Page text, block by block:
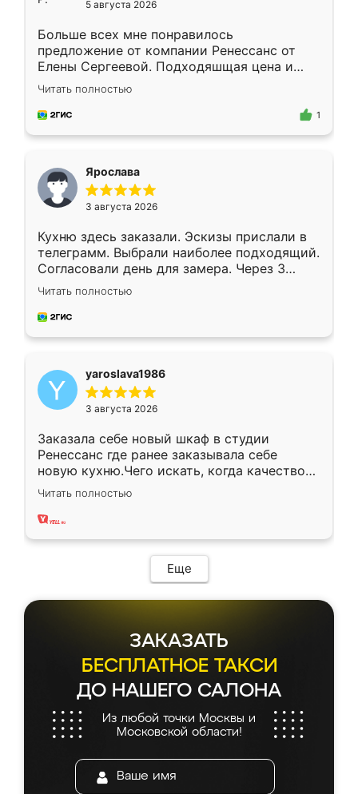
5 августа 2026
Больше всех мне понравилось
предложение от компании Ренессанс от
Елены Сергеевой. Подходяшщая цена и
короткие сроки изготовления. Приехавший
для замера сотрудник Владислав
предложил по моему эскизу самый
Читать полностью
1
Ярослава
3 августа 2026
Кухню здесь заказали. Эскизы прислали в
телеграмм. Выбрали наиболее подходящий.
Согласовали день для замера. Через 3
недели кухня была уже готова. Остались
довольны работой. Спасибо Ренессанс
мебель за качественную работу!
Читать полностью
yaroslava1986
3 августа 2026
Заказала себе новый шкаф в студии
Ренессанс где ранее заказывала себе
новую кухню.Чего искать, когда качеством
вполне довольна. Служит кухня уже почти
два года, нареканий нет.
Читать полностью
Еще
ЗАКАЗАТЬ
БЕСПЛАТНОЕ ТАКСИ
ДО НАШЕГО САЛОНА
Из любой точки Москвы и
Московской области!